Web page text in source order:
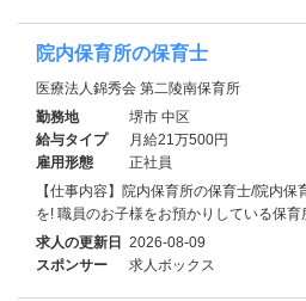
院内保育所の保育士
医療法人錦秀会 第二陵南保育所
勤務地
堺市 中区
給与タイプ
月給21万500円
雇用形態
正社員
【仕事内容】院内保育所の保育士/院内
を! 職員のお子様をお預かりしている保育
求人の更新日 2026-08-09
スポンサー
求人ボックス